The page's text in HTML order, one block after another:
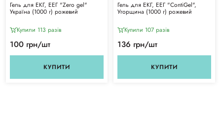
Гель для ЕКГ, ЕЕГ "Zero gel"
Україна (1000 г) рожевий
Купили 113 разiв
100 грн/шт
КУПИТИ
Гель для ЕКГ, ЕЕГ "ContiGel",
Угорщина (1000 г) рожевий
Купили 107 разiв
136 грн/шт
КУПИТИ